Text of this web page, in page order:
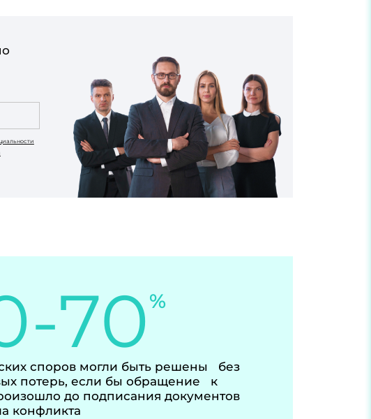
70%
споров могли быть решены без
потерь, если бы обращение к
до подписания документов
конфликта